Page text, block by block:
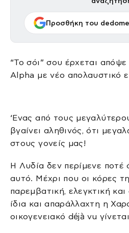
Προσθήκη του
“Το σόι” σου έρχεται απόψε
Alpha με νέο απολαυστικό
‘Ενας από τους
βγαίνει αληθινός, ότι
στους γονείς μας!
Η Λυδία δεν περίμενε ποτέ
αυτό. Μέχρι που οι κόρες
παρεμβατική, ελεγκτική
ίδια και απαράλλαχτη η
οικογενειακό déjà vu